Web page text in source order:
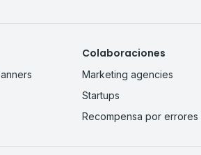
Colaboraciones
Marketing agencies
Startups
Recompensa por errores